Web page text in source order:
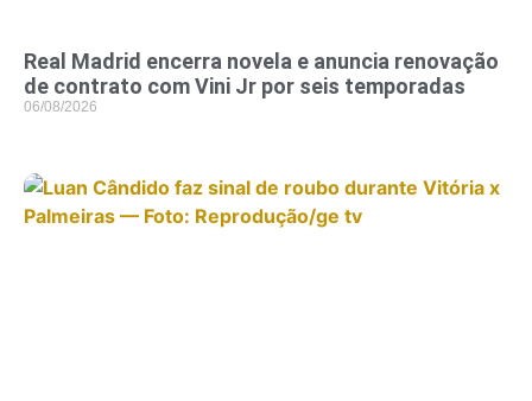
Real Madrid encerra novela e anuncia renovação
de contrato com Vini Jr por seis temporadas
06/08/2026